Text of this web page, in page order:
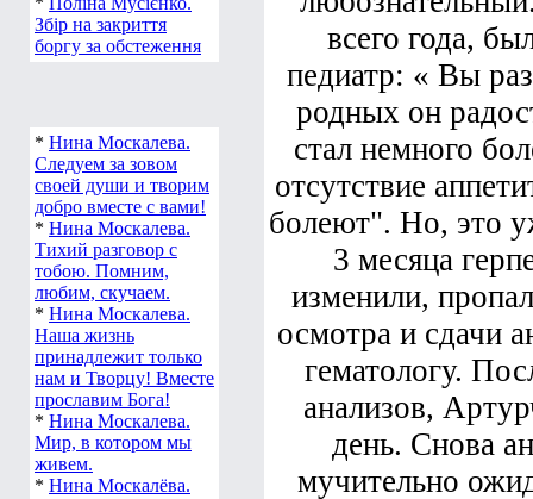
Збір на закриття
боргу за обстеження
* Нина Москалева.
Следуем за зовом
своей души и творим
добро вместе с вами!
* Нина Москалева.
Тихий разговор с
тобою. Помним,
любим, скучаем.
* Нина Москалева.
Наша жизнь
принадлежит только
нам и Творцу! Вместе
прославим Бога!
* Нина Москалева.
Мир, в котором мы
живем.
* Нина Москалёва.
всего года,
педиатр: « Вы
родных он
стал немного
отсутствие
болеют". Но, это
3 месяца
изменили,
осмотра и сдачи
гематологу.
анализов,
день. Снова
мучительно